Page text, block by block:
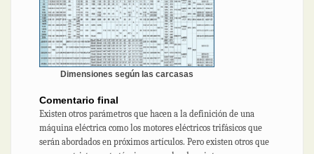
Dimensiones según las carcasas
Comentario final
Existen otros parámetros que hacen a la definición de una
máquina eléctrica como los motores eléctricos trifásicos que
serán abordados en próximos artículos. Pero existen otros que